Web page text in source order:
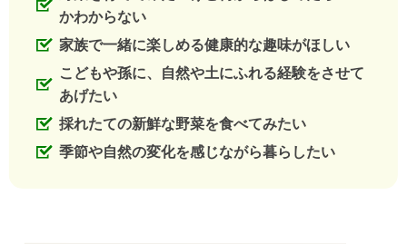
かわからない
家族で一緒に楽しめる健康的な趣味がほしい
こどもや孫に、自然や土にふれる経験をさせて
あげたい
採れたての新鮮な野菜を食べてみたい
季節や自然の変化を感じながら暮らしたい